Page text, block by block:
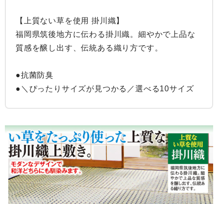
【上質ない草を使用 掛川織】
福岡県筑後地方に伝わる掛川織。細やかで上品な
質感を醸し出す、伝統ある織り方です。
●抗菌防臭
●＼ぴったりサイズが見つかる／選べる10サイズ